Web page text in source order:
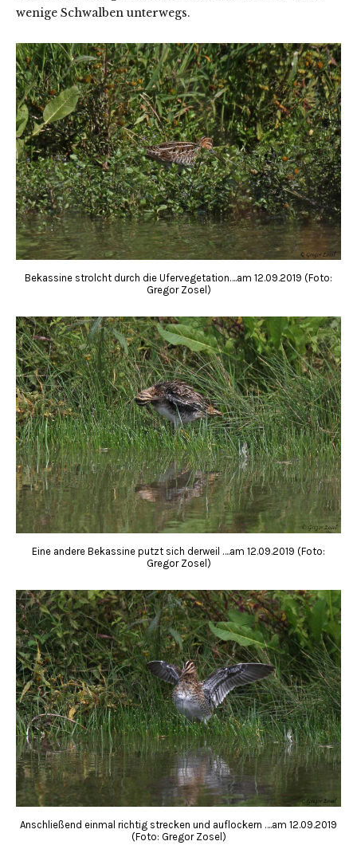
wenige Schwalben unterwegs.
Bekassine strolcht durch die Ufervegetation….am 12.09.2019 (Foto:
Gregor Zosel)
Eine andere Bekassine putzt sich derweil ….am 12.09.2019 (Foto:
Gregor Zosel)
Anschließend einmal richtig strecken und auflockern ….am 12.09.2019
(Foto: Gregor Zosel)